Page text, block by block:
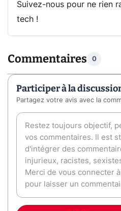
Suivez-nous pour ne rien
tech !
Commentaires 0
Participer à la
Partagez votre avis avec la